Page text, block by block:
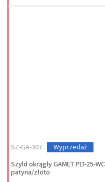
SZ-GA-307
Wyprzedaż
Szyld okrągły GAMET PLT-25-
patyna/złoto